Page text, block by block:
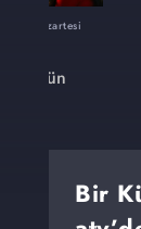
Pazartesi
Gün
Bir